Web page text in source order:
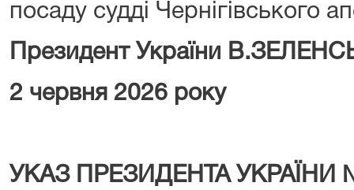
посаду судді Чернігівського
Президент України
2 червня 2026 року
УКАЗ ПРЕЗИДЕНТА УКРАЇНИ